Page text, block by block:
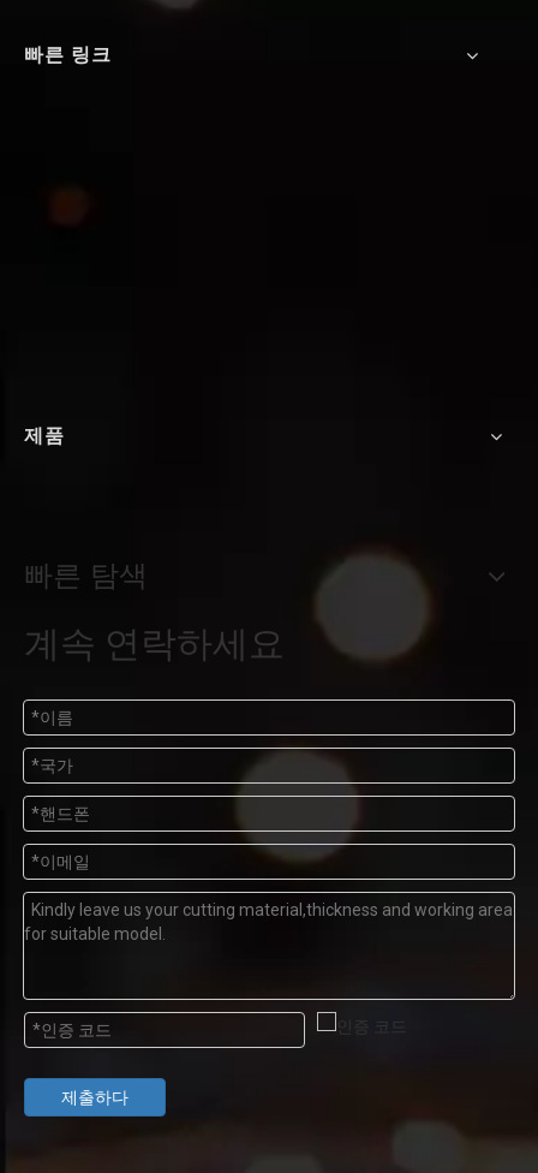
빠른 링크
제품
빠른 탐색
계속 연락하세요
제출하다